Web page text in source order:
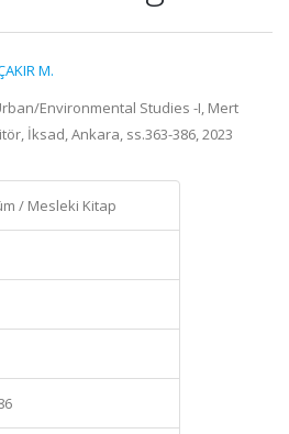
M.
Environmental Studies -I, Mert
İksad, Ankara, ss.363-386, 2023
/ Mesleki Kitap